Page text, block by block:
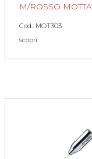
M/ROSSO MOTTA
Cod.: MOT303
scopri